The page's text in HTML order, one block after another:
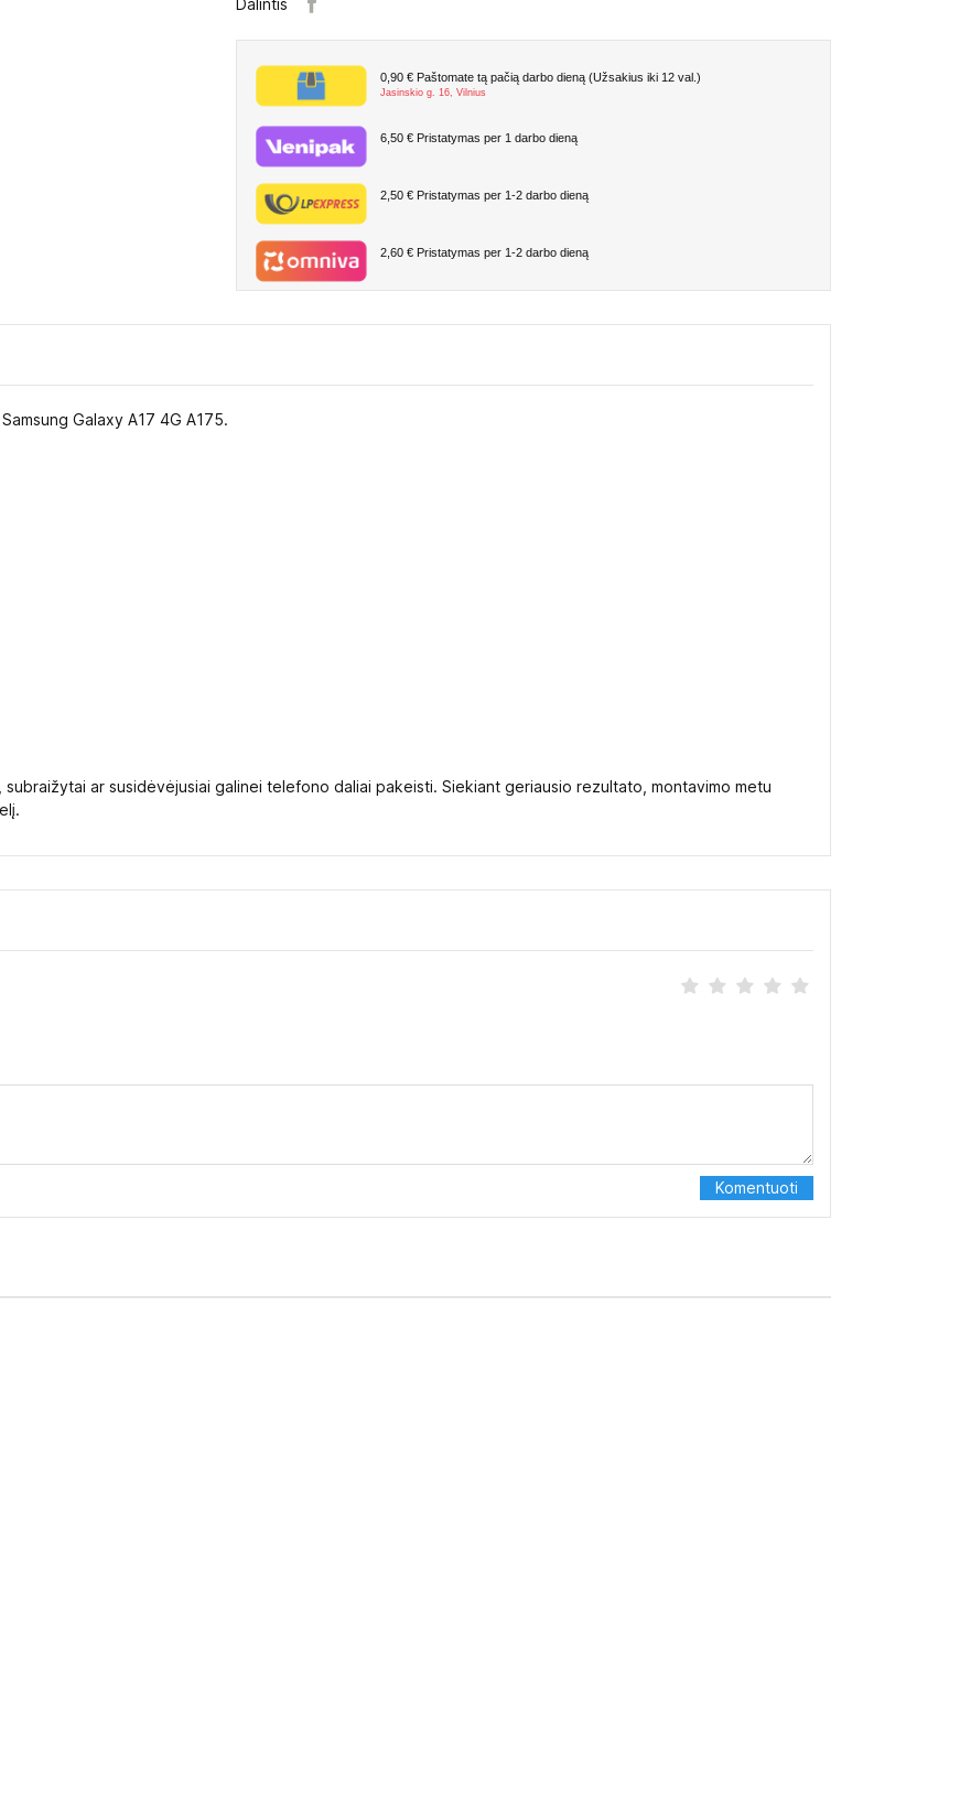
0,90 € Paštomate tą pačią darbo dieną (Užsakius iki 12 val.)
Jasinskio g. 16, Vilnius
6,50 € Pristatymas per 1 darbo dieną
2,50 € Pristatymas per 1-2 darbo dieną
2,60 € Pristatymas per 1-2 darbo dieną
Galaxy A17 4G A175.
ar susidėvėjusiai galinei telefono daliai pakeisti. Siekiant geriausio rezultato, montavimo metu